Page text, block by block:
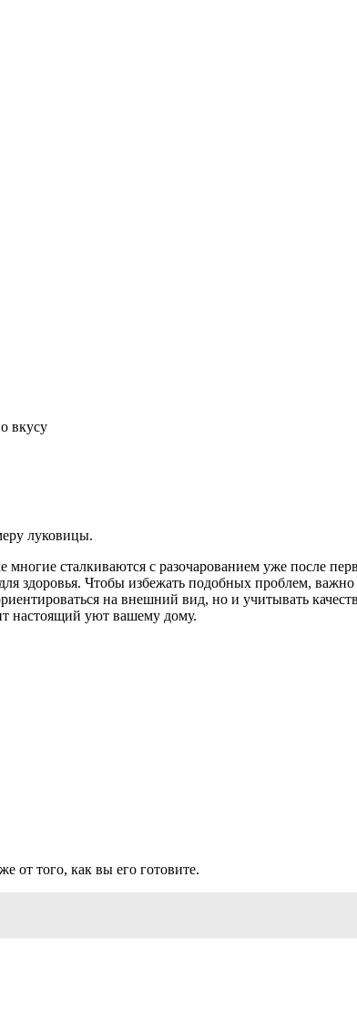
вкусу
луковицы.
многие сталкиваются с разочарованием уже после
здоровья. Чтобы избежать подобных проблем,
на внешний вид, но и учитывать
настоящий уют вашему дому.
от того, как вы его готовите.